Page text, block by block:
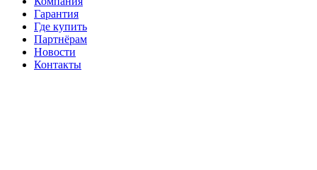
Гарантия
Где купить
Партнёрам
Новости
Контакты